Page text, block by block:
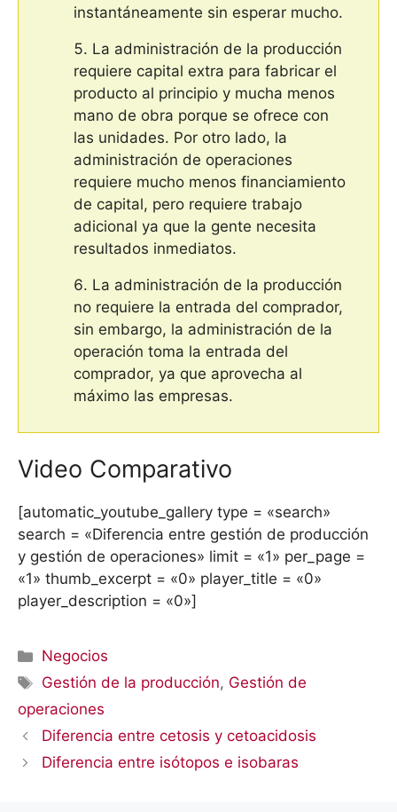
instantáneamente sin esperar mucho.
La administración de la producción
requiere capital extra para fabricar el
producto al principio y mucha menos
mano de obra porque se ofrece con
las unidades. Por otro lado, la
administración de operaciones
requiere mucho menos financiamiento
de capital, pero requiere trabajo
adicional ya que la gente necesita
resultados inmediatos.
La administración de la producción
no requiere la entrada del comprador,
sin embargo, la administración de la
operación toma la entrada del
comprador, ya que aprovecha al
máximo las empresas.
Video Comparativo
[automatic_youtube_gallery type = «search»
search = «Diferencia entre gestión de producción
y gestión de operaciones» limit = «1» per_page =
«1» thumb_excerpt = «0» player_title = «0»
player_description = «0»]
Categorías
Negocios
Etiquetas
Gestión de la producción, Gestión de
operaciones
Diferencia entre cetosis y cetoacidosis
Diferencia entre isótopos e isobaras